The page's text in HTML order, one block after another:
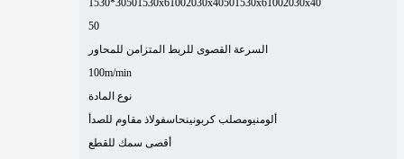
1530*30501530x61002030x40501530x61002030x40
50
السرعة القصوى للربط المتزامن للمحاور
100m/min
نوع المادة
ألومنيومصلب كربونينحاسفولاذ مقاوم للصدأ
أقصى سمك للقطع